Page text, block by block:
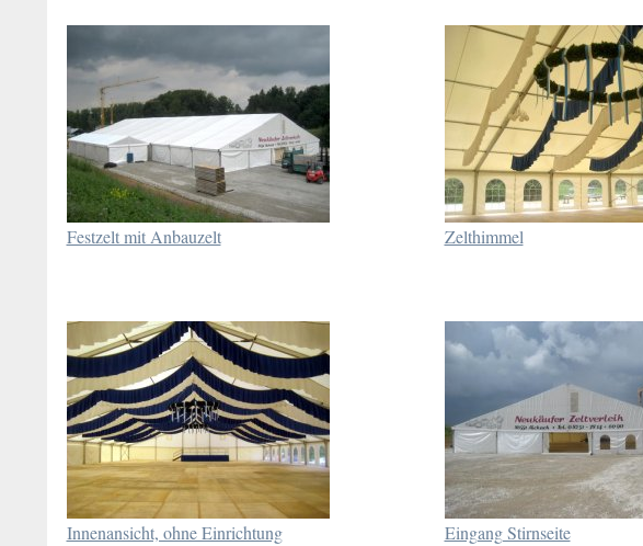
Festzelt mit Anbauzelt Zelthimmel
Innenansicht, ohne Einrichtung Eingang Stirnseite